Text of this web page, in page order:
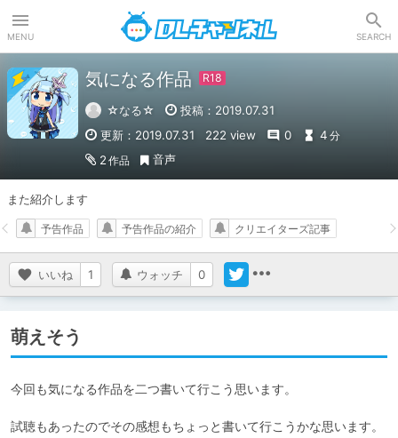
MENU SEARCH
気になる作品
☆なる☆
投稿：2019.07.31
更新：2019.07.31
222 view 0 4 分
2 作品 音声
また紹介します
いいね 1 ウォッチ 0
予告作品 予告作品の紹介 クリエイターズ記事
萌えそう
今回も気になる作品を二つ書いて行こう思います。
試聴もあったのでその感想もちょっと書いて行こうかな思います。